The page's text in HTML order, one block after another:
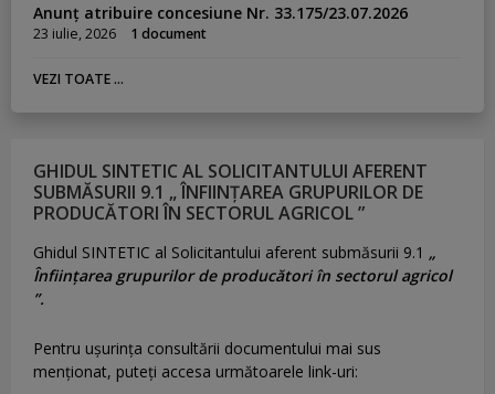
Anunț atribuire concesiune Nr. 33.175/23.07.2026
23 iulie, 2026 1 document
VEZI TOATE ...
GHIDUL SINTETIC AL SOLICITANTULUI AFERENT
SUBMĂSURII 9.1 „ ÎNFIINȚAREA GRUPURILOR DE
PRODUCĂTORI ÎN SECTORUL AGRICOL ”
Ghidul SINTETIC al Solicitantului aferent submăsurii 9.1 „
Înființarea grupurilor de producători în sectorul agricol
”.
Pentru uşurinţa consultării documentului mai sus
menţionat, puteţi accesa următoarele link-uri: